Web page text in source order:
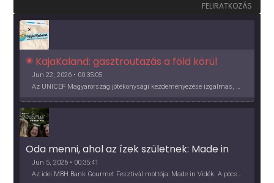
FELIRATKOZÁS
KajaKaland: gasztroutazás a föld körül
Jun 22, 2026 • 00:35:05
Az UNICEF Magyarország jótékonysági kezdeményezése izgalmas, egész éves világkörüli ízutazásra hív, igazi családi program és gasztroedukáció, illetve segítség a rászorulóknak is egyben.
Oda menni, ahol az ízek születnek: Made in
Vidék, Gourmet Fesztivál 2026
Jun 5, 2026 • 00:35:41
Az idei MBH Bank Gourmet Fesztivál mottója: Made in Vidék. A pócsmegyeri Papi, a mályinkai Iszkor és a szigligeti Villa Kabala tulajdonosai beszélnek arról, hogy mit jelentenek nekik a vidék ízei.